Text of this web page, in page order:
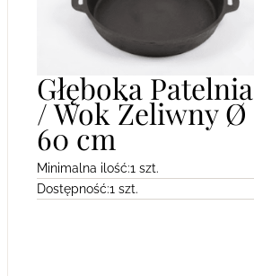
Głęboka Patelnia
/ Wok Żeliwny Ø
60 cm
Minimalna ilość:1 szt.
Dostępność:1 szt.